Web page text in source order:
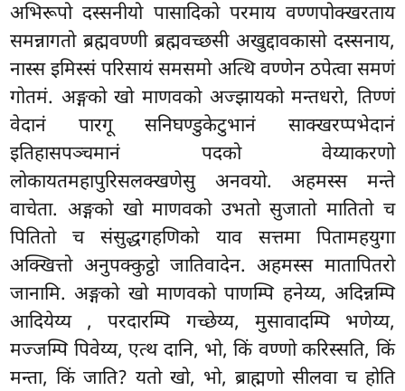
अभिरूपो दस्सनीयो पासादिको परमाय वण्णपोक्खरताय
समन्नागतो ब्रह्मवण्णी ब्रह्मवच्छसी अखुद्दावकासो दस्सनाय,
नास्स इमिस्सं परिसायं समसमो अत्थि वण्णेन ठपेत्वा समणं
गोतमं. अङ्गको खो माणवको अज्झायको मन्तधरो, तिण्णं
वेदानं पारगू सनिघण्डुकेटुभानं साक्खरप्पभेदानं
इतिहासपञ्चमानं पदको वेय्याकरणो
लोकायतमहापुरिसलक्खणेसु अनवयो. अहमस्स मन्ते
वाचेता. अङ्गको खो माणवको उभतो सुजातो मातितो च
पितितो च संसुद्धगहणिको याव सत्तमा पितामहयुगा
अक्खित्तो अनुपक्कुट्ठो जातिवादेन. अहमस्स मातापितरो
जानामि. अङ्गको खो माणवको पाणम्पि हनेय्य, अदिन्नम्पि
आदियेय्य , परदारम्पि गच्छेय्य, मुसावादम्पि भणेय्य,
मज्जम्पि पिवेय्य, एत्थ दानि, भो, किं वण्णो करिस्सति, किं
मन्ता, किं जाति? यतो खो, भो, ब्राह्मणो सीलवा च होति